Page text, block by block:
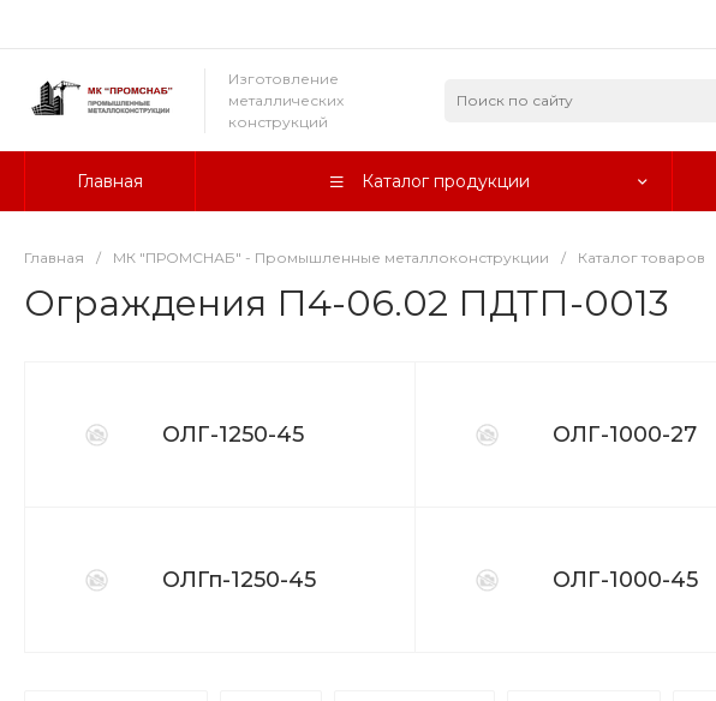
Изготовление
металлических
конструкций
Главная Каталог продукции
Главная / МК "ПРОМСНАБ" - Промышленные металлоконструкции / Каталог товаров
Ограждения П4-06.02 ПДТП-0013
ОЛГ-1250-45 ОЛГ-1000-27
ОЛГп-1250-45 ОЛГ-1000-45